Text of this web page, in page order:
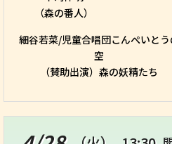
（森の番人）
細谷若菜/児童合唱団こんぺいとう
空
（賛助出演）森の妖精たち